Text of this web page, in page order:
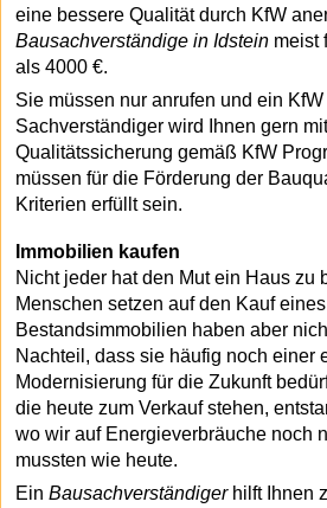
eine bessere Qualität durch KfW
Bausachverständige in Idstein meist
als 4000 €.
Sie müssen nur anrufen und ein
Sachverständiger wird Ihnen gern
Qualitätssicherung gemäß KfW
müssen für die Förderung der
Kriterien erfüllt sein.
Immobilien kaufen
Nicht jeder hat den Mut ein Haus zu
Menschen setzen auf den Kauf
Bestandsimmobilien haben aber
Nachteil, dass sie häufig noch einer
Modernisierung für die Zukunft
die heute zum Verkauf stehen,
wo wir auf Energieverbräuche noch
mussten wie heute.
Ein Bausachverständigerhilft Ihnen